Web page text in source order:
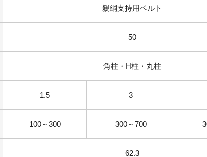
親綱支持用ベルト
50
角柱・H柱・丸柱
1.5 3
100～300 300～700
62.3